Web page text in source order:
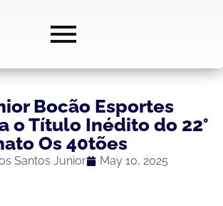
Bocão Esportes
o Título Inédito do 22°
Os 40tões
Santos Junior
May 10, 2025